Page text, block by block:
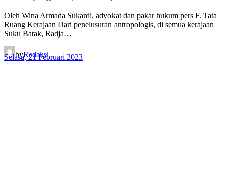
Oleh Wina Armada Sukardi, advokat dan pakar hukum pers F. Tata
Ruang Kerajaan Dari penelusuran antropologis, di semua kerajaan
Suku Batak, Radja…
byRedaksi
Selasa, 21 Februari 2023